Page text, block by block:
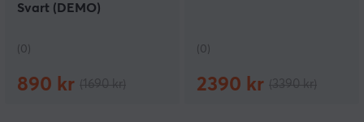
Svart (DEMO)
(0)
890 kr
(0)
2390 kr